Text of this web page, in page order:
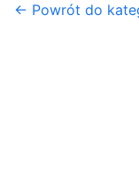
← Powrót do